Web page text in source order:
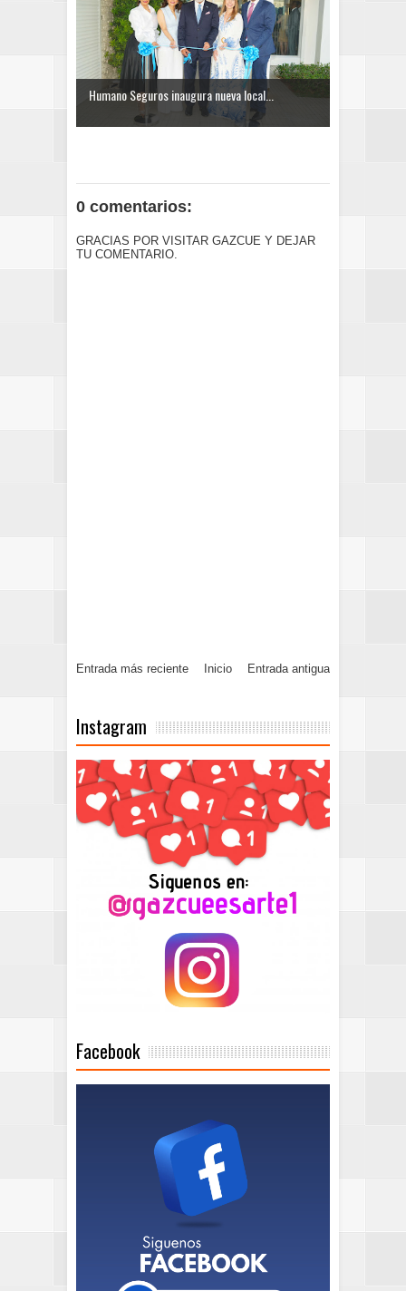
Humano Seguros inaugura nueva local...
0 comentarios:
GRACIAS POR VISITAR GAZCUE Y DEJAR
TU COMENTARIO.
Entrada más reciente Entrada antigua
Inicio
Instagram
Facebook